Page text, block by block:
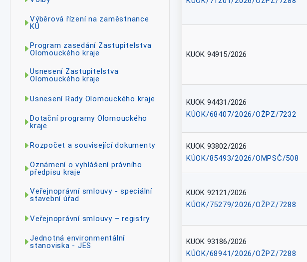
Výběrová řízení na zaměstnance
KÚ
Program zasedání Zastupitelstva
Olomouckého kraje
Usnesení Zastupitelstva
Olomouckého kraje
Usnesení Rady Olomouckého kraje
Dotační programy Olomouckého
kraje
Rozpočet a související dokumenty
Oznámení o vyhlášení právního
předpisu kraje
Veřejnoprávní smlouvy - speciální
stavební úřad
Veřejnoprávní smlouvy – registry
Jednotná environmentální
stanoviska - JES
KUOK 94915/2026
KUOK 94431/2026
KÚOK/68407/2026/OŽPZ/7232
KUOK 93802/2026
KÚOK/85493/2026/OMPSČ/508
KUOK 92121/2026
KÚOK/75279/2026/OŽPZ/7288
KUOK 93186/2026
KÚOK/68941/2026/OŽPZ/7288